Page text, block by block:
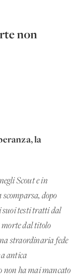
non
la
Scout e in
dopo
testi tratti dal
morte dal titolo
straordinaria fede
antica
non ha mai mancato